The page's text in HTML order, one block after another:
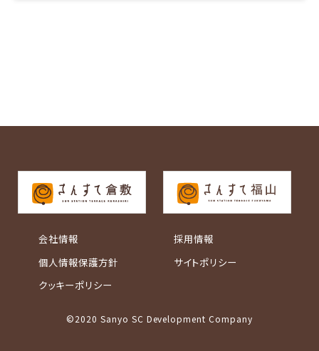
会社情報
個人情報保護方針
クッキーポリシー
採用情報
サイトポリシー
©2020 Sanyo SC Development Company